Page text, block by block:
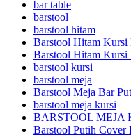
bar table
barstool
barstool hitam
Barstool Hitam Kursi
Barstool Hitam Kursi
barstool kursi
barstool meja
Barstool Meja Bar
barstool meja kursi
BARSTOOL MEJA
Barstool Putih Cover